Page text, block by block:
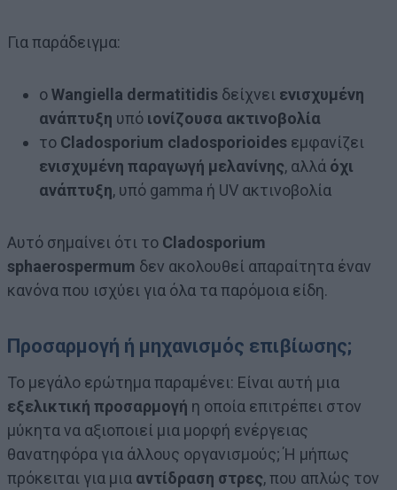
Για παράδειγμα:
οWangiella dermatitidis δείχνει ενισχυμένη
ανάπτυξη υπό ιονίζουσα ακτινοβολία
το Cladosporium cladosporioides εμφανίζει
ενισχυμένη παραγωγή μελανίνης, αλλά όχι
ανάπτυξη, υπό gamma ή UV ακτινοβολία
Αυτό σημαίνει ότι το Cladosporium
sphaerospermum δεν ακολουθεί απαραίτητα έναν
κανόνα που ισχύει για όλα τα παρόμοια είδη.
Προσαρμογή ή μηχανισμός επιβίωσης;
Το μεγάλο ερώτημα παραμένει: Είναι αυτή μια
εξελικτική προσαρμογή η οποία επιτρέπει στον
μύκητα να αξιοποιεί μια μορφή ενέργειας
θανατηφόρα για άλλους οργανισμούς; Ή μήπως
πρόκειται για μια αντίδραση στρες, που απλώς τον